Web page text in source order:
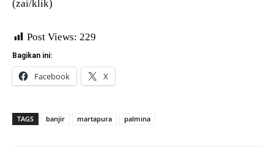
(zai/klik)
Post Views: 229
Bagikan ini:
Facebook X
TAGS banjir martapura palmina